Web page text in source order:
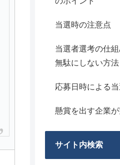
当選時の注意点
当選者選考の仕
無駄にしない方法
応募日時による
懸賞を出す企業
サイト内検索